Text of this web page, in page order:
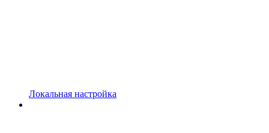
Локальная настройка